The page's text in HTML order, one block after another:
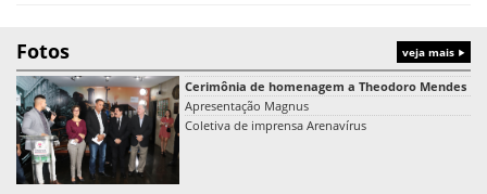
Fotos veja mais
Cerimônia de homenagem a Theodoro Mendes
Apresentação Magnus
Coletiva de imprensa Arenavírus